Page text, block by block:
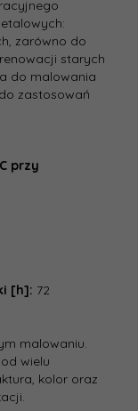
zarówno do
starych
do malowania
zastosowań
przy
[h]: 72
malowaniu.
wielu
kolor oraz